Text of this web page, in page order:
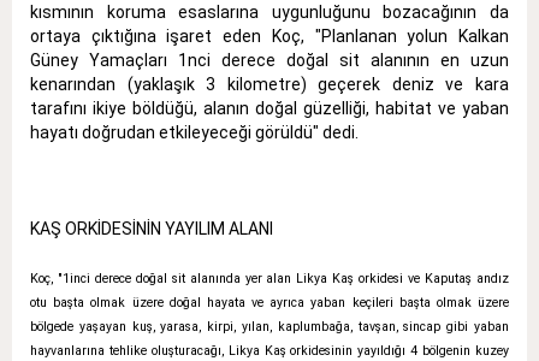
kısmının koruma esaslarına uygunluğunu bozacağının da
ortaya çıktığına işaret eden Koç, "Planlanan yolun Kalkan
Güney Yamaçları 1nci derece doğal sit alanının en uzun
kenarından (yaklaşık 3 kilometre) geçerek deniz ve kara
tarafını ikiye böldüğü, alanın doğal güzelliği, habitat ve yaban
hayatı doğrudan etkileyeceği görüldü" dedi.
KAŞ ORKİDESİNİN YAYILIM ALANI
Koç, "1inci derece doğal sit alanında yer alan Likya Kaş orkidesi ve Kaputaş andız
otu başta olmak üzere doğal hayata ve ayrıca yaban keçileri başta olmak üzere
bölgede yaşayan kuş, yarasa, kirpi, yılan, kaplumbağa, tavşan, sincap gibi yaban
hayvanlarına tehlike oluşturacağı, Likya Kaş orkidesinin yayıldığı 4 bölgenin kuzey